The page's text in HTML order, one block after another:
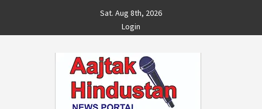
content
Sat. Aug 8th, 2026
Login